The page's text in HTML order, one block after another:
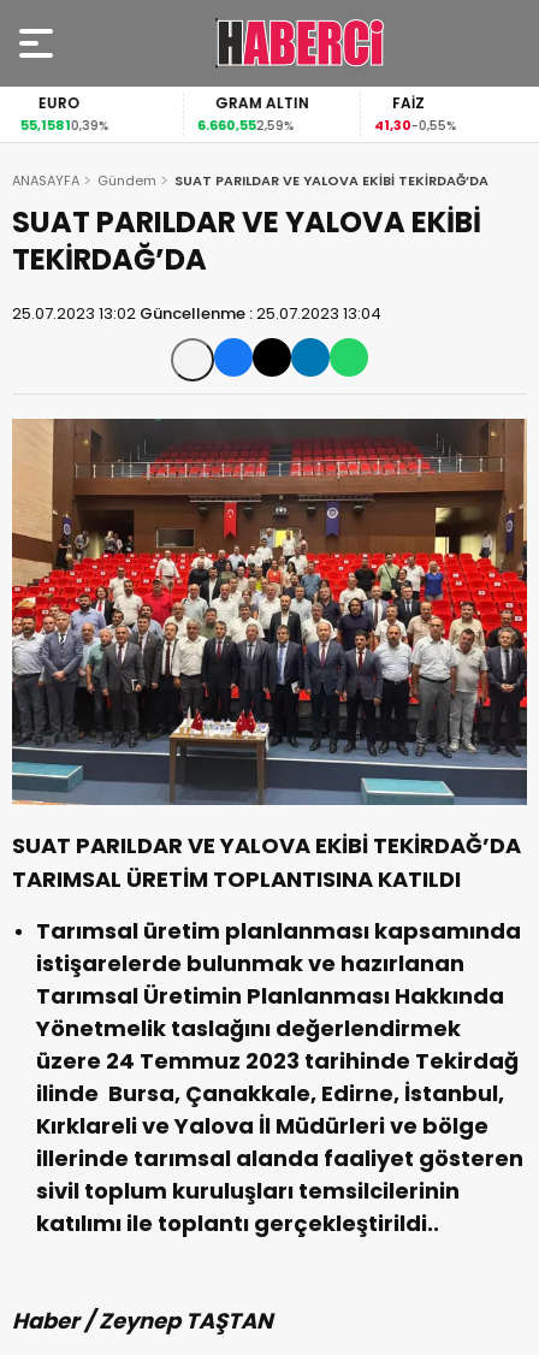
EURO
55,15810,39%
GRAM ALTIN
6.660,552,59%
FAİZ
41,30-0,55%
ANASAYFA Gündem SUAT PARILDAR VE YALOVA EKİBİ TEKİRDAĞ’DA
SUAT PARILDAR VE YALOVA EKİBİ
TEKİRDAĞ’DA
25.07.2023 13:02 Güncellenme :25.07.2023 13:04
SUAT PARILDAR VE YALOVA EKİBİ TEKİRDAĞ’DA
TARIMSAL ÜRETİM TOPLANTISINA KATILDI
Tarımsal üretim planlanması kapsamında
istişarelerde bulunmak ve hazırlanan
Tarımsal Üretimin Planlanması Hakkında
Yönetmelik taslağını değerlendirmek
üzere 24 Temmuz 2023 tarihinde Tekirdağ
ilinde Bursa, Çanakkale, Edirne, İstanbul,
Kırklareli ve Yalova İl Müdürleri ve bölge
illerinde tarımsal alanda faaliyet gösteren
sivil toplum kuruluşları temsilcilerinin
katılımı ile toplantı gerçekleştirildi..
Haber / Zeynep TAŞTAN